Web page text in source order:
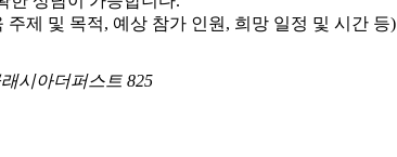
제 및 목적, 예상 참가 인원, 희망 일정 및 시간 등)
시아더퍼스트 825